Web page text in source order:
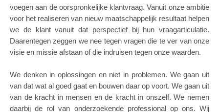
voegen aan de oorspronkelijke klantvraag. Vanuit onze ambitie
voor het realiseren van nieuw maatschappelijk resultaat helpen
we de klant vanuit dat perspectief bij hun vraagarticulatie.
Daarentegen zeggen we nee tegen vragen die te ver van onze
visie en missie afstaan of die indruisen tegen onze waarden.
We denken in oplossingen en niet in problemen. We gaan uit
van dat wat al goed gaat en bouwen daar op voort. We gaan uit
van de kracht in mensen en de kracht in onszelf. We nemen
daarbij de rol van onderzoekende professional op ons. Wij